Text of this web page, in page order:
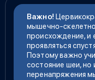
Важно!
мышечно-
происхождение, и
проявляться
Поэтому важно
состояние шеи, но
перенапряжения